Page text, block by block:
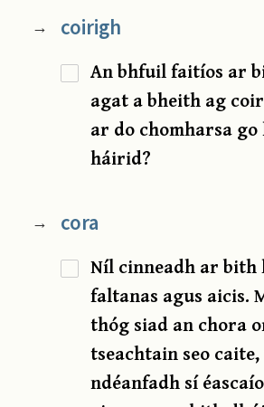
→ coirigh
An bhfuil faitíos ar
agat a bheith ag
ar do chomharsa
háirid?
→ cora
Níl cinneadh ar bith
faltanas agus aicis.
thóg siad an chora
tseachtain seo
ndéanfadh sí